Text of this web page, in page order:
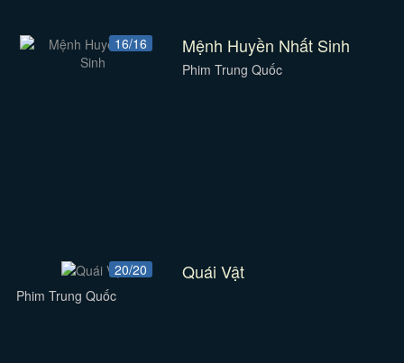
16/16 Mệnh Huyền Nhất Sinh
Phim Trung Quốc
20/20 Quái Vật
Phim Trung Quốc